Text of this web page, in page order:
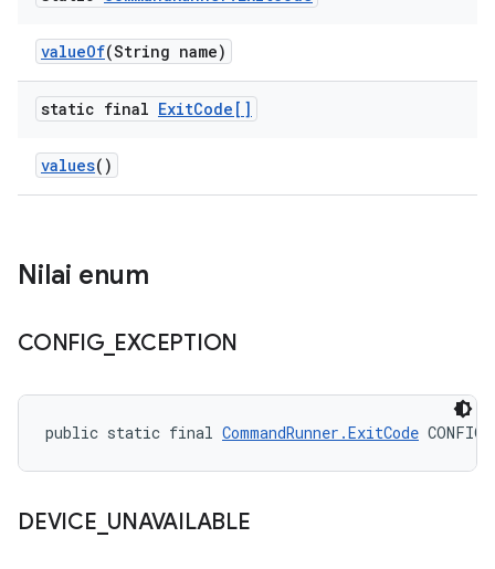
valueOf(String name)
static final ExitCode[]
values()
Nilai enum
CONFIG_ EXCEPTION
public static final CommandRunner.ExitCode
DEVICE UNAVAILABLE